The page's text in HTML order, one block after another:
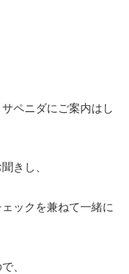
ペニダにご案内はし
きし、
ックを兼ねて一緒に
、